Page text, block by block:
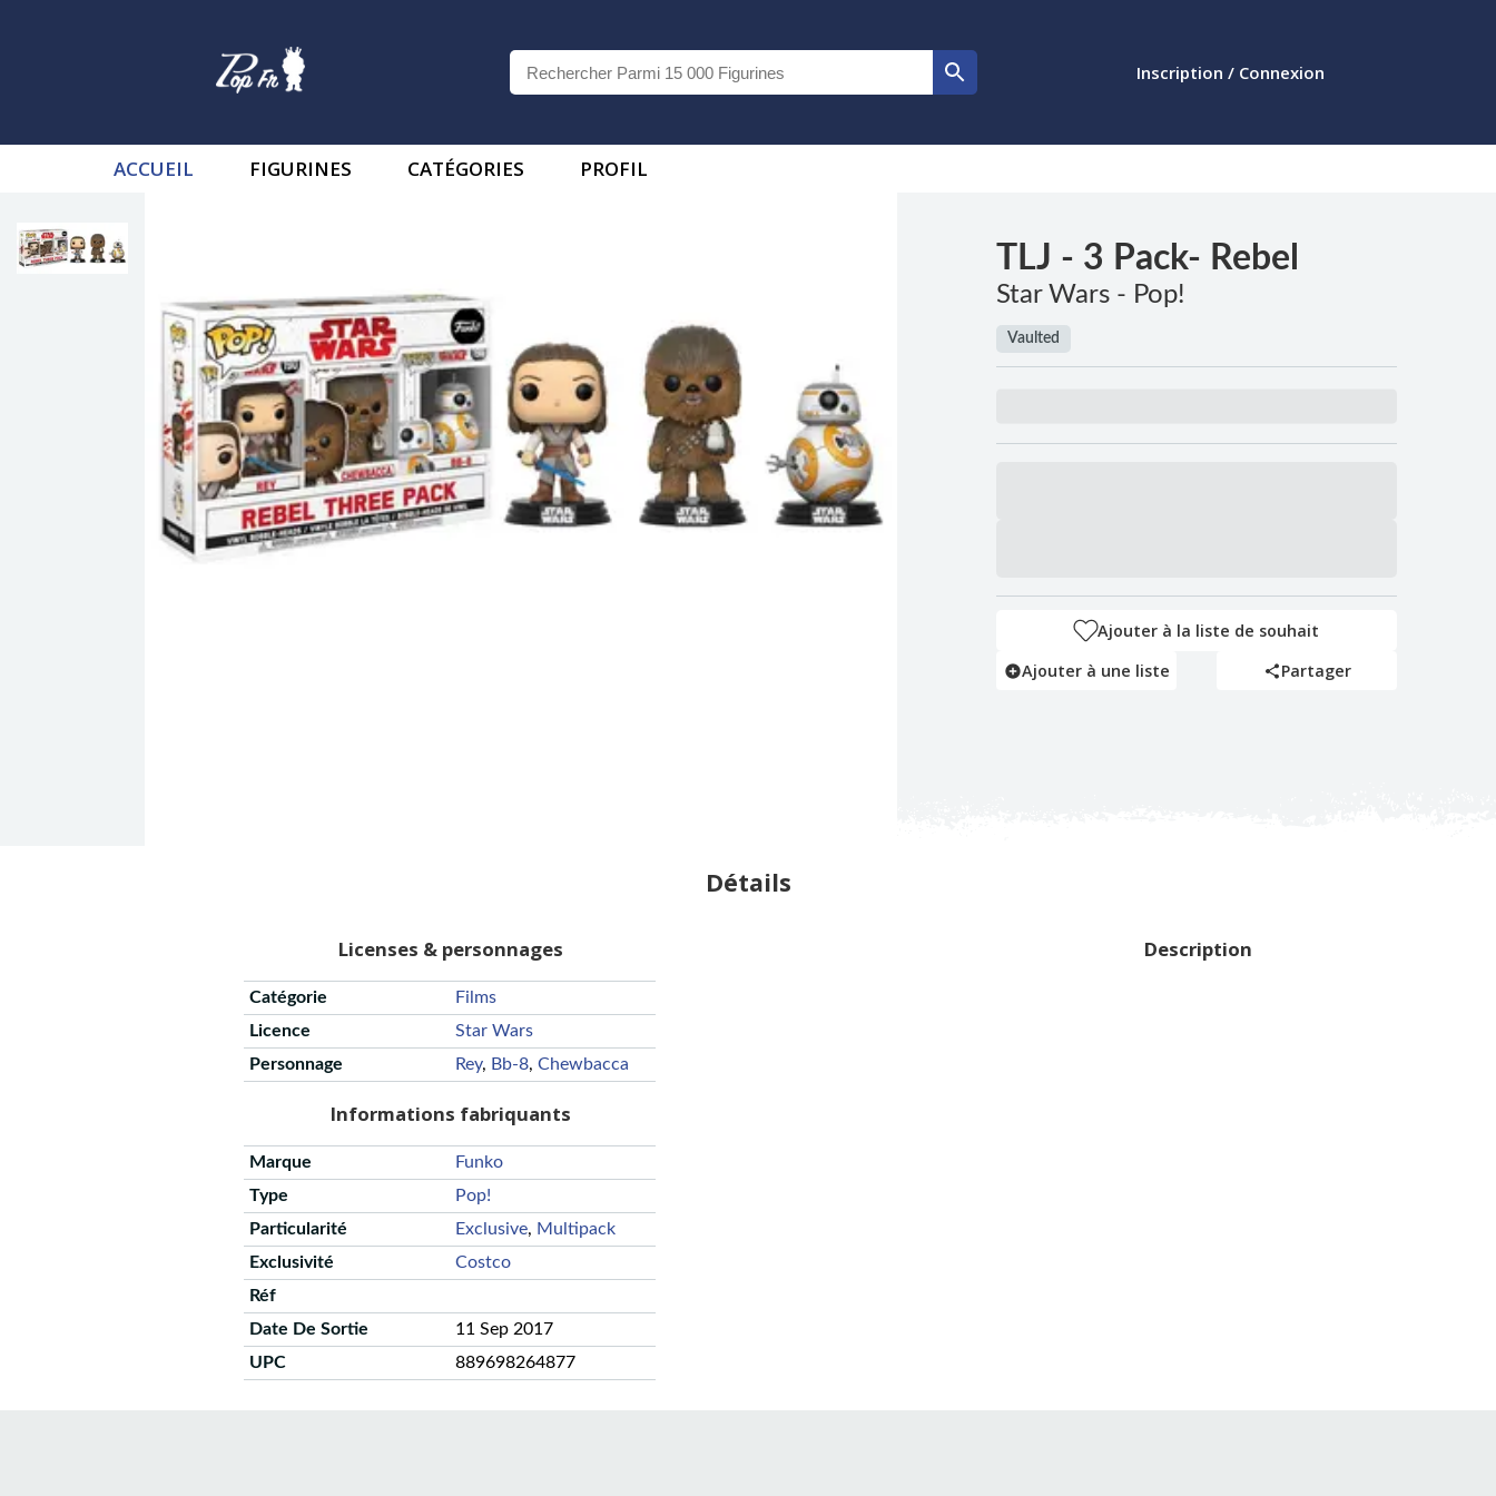
Inscription / Connexion
ACCUEIL FIGURINES CATÉGORIES PROFIL
TLJ - 3 Pack- Rebel
Star Wars - Pop!
Vaulted
Ajouter à la liste de souhait
Ajouter à une liste
Partager
Détails
Licenses & personnages
Catégorie
Films
Licence
Star Wars
Personnage
Rey, Bb-8, Chewbacca
Informations fabriquants
Marque
Funko
Type
Pop!
Particularité
Exclusive, Multipack
Exclusivité
Costco
Réf
Date De Sortie
11 Sep 2017
UPC
889698264877
Description